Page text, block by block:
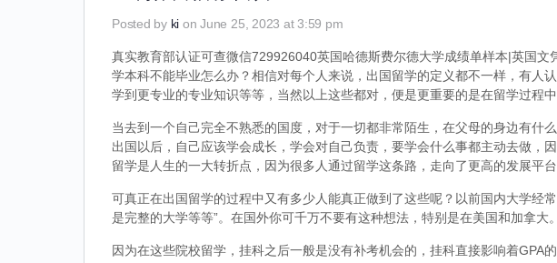
Posted by ki on June 25, 2023 at 3:59 pm
真实教育部认证可查微信729926040英国哈德斯费尔德大学成绩单样本|英国
学本科不能毕业怎么办？相信对每个人来说，出国留学的定义都不一样，有人
学到更专业的专业知识等等，当然以上这些都对，便是更重要的是在留学过程中
当去到一个自己完全不熟悉的国度，对于一切都非常陌生，在父母的身边有什
出国以后，自己应该学会成长，学会对自己负责，要学会什么事都主动去做，
留学是人生的一大转折点，因为很多人通过留学这条路，走向了更高的发展平台
可真正在出国留学的过程中又有多少人能真正做到了这些呢？以前国内大学经
是完整的大学等等”。在国外你可千万不要有这种想法，特别是在美国和加拿大。
因为在这些院校留学，挂科之后一般是没有补考机会的，挂科直接影响着GPA